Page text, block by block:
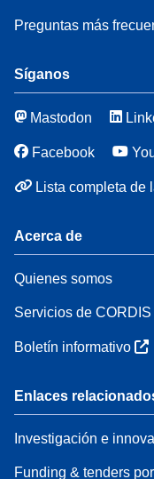
Preguntas más
Síganos
Mastodon
Facebook
Lista completa de
Acerca de
Quienes somos
Servicios de CORDIS
Boletín informativo
Enlaces
Investigación e
Funding & tenders